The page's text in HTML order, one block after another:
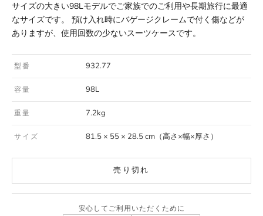
サイズの大きい98Lモデルでご家族でのご利用や長期旅行に最適
なサイズです。 預け入れ時にバゲージクレームで付く傷などが
ありますが、使用回数の少ないスーツケースです。
型番 932.77
容量 98L
重量 7.2kg
サイズ 81.5 × 55 × 28.5 cm（高さ×幅×厚さ）
売り切れ
安心してご利用いただくために